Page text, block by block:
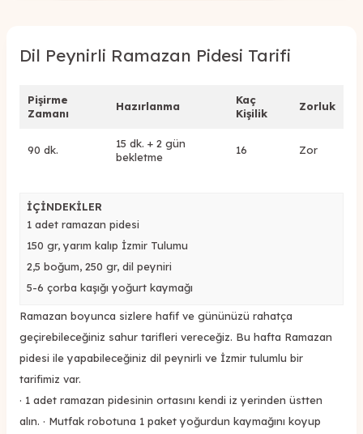
Dil Peynirli Ramazan Pidesi Tarifi
Pişirme
Zamanı
Hazırlanma
Kaç
Kişilik
Zorluk
90 dk.
15 dk. + 2 gün
bekletme
16 Zor
İÇİNDEKİLER
1 adet ramazan pidesi
150 gr, yarım kalıp İzmir Tulumu
2,5 boğum, 250 gr, dil peyniri
5-6 çorba kaşığı yoğurt kaymağı
Ramazan boyunca sizlere hafif ve gününüzü rahatça
geçirebileceğiniz sahur tarifleri vereceğiz. Bu hafta Ramazan
pidesi ile yapabileceğiniz dil peynirli ve İzmir tulumlu bir
tarifimiz var.
· 1 adet ramazan pidesinin ortasını kendi iz yerinden üstten
alın. · Mutfak robotuna 1 paket yoğurdun kaymağını koyup